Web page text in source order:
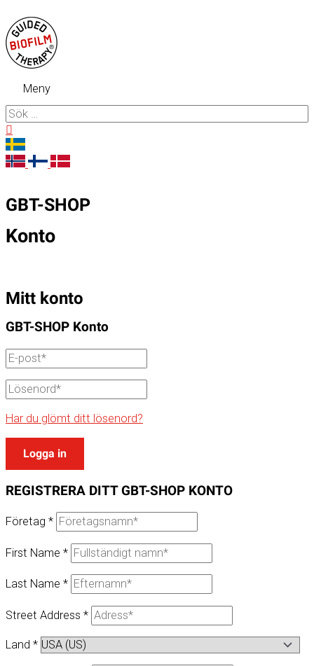
till
innehåll
Meny
Meny
Sök
efter:
GBT-SHOP
Konto
Mitt konto
GBT-SHOP Konto
Har du glömt ditt lösenord?
Logga in
REGISTRERA DITTGBT-SHOP KONTO
Företag *
First Name *
Last Name *
Street Address *
Land *